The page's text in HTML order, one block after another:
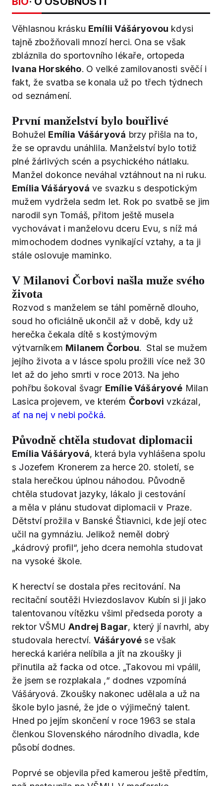
Věhlasnou krásku Emílii Vášáryovou kdysi
tajně zbožňovali mnozí herci. Ona se však
zbláznila do sportovního lékaře, ortopeda
Ivana Horského. O velké zamilovanosti svěčí i
fakt, že svatba se konala už po třech týdnech
od seznámení.
První manželství bylo bouřlivé
Bohužel Emília Vášáryová brzy přišla na to,
že se opravdu unáhlila. Manželství bylo totiž
plné žárlivých scén a psychického nátlaku.
Manžel dokonce neváhal vztáhnout na ni ruku.
Emília Vášáryová ve svazku s despotickým
mužem vydržela sedm let. Rok po svatbě se jim
narodil syn Tomáš, přitom ještě musela
vychovávat i manželovu dceru Evu, s níž má
mimochodem dodnes vynikající vztahy, a ta ji
stále oslovuje maminko.
V Milanovi Čorbovi našla muže svého
života
Rozvod s manželem se táhl poměrně dlouho,
soud ho oficiálně ukončil až v době, kdy už
herečka čekala dítě s kostýmovým
výtvarníkem Milanem Čorbou. Stal se mužem
jejího života a v lásce spolu prožili více než 30
let až do jeho smrti v roce 2013. Na jeho
pohřbu šokoval švagr Emílie Vášáryové Milan
Lasica projevem, ve kterém Čorbovi vzkázal,
ať na nej v nebi počká.
Původně chtěla studovat diplomacii
Emília Vášáryová, která byla vyhlášena spolu
s Jozefem Kronerem za herce 20. století, se
stala herečkou úplnou náhodou. Původně
chtěla studovat jazyky, lákalo ji cestování
a měla v plánu studovat diplomacii v Praze.
Dětství prožila v Banské Štiavnici, kde její otec
učil na gymnáziu. Jelikož neměl dobrý
„kádrový profil“, jeho dcera nemohla studovat
na vysoké škole.
K herectví se dostala přes recitování. Na
recitační soutěži Hviezdoslavov Kubín si ji jako
talentovanou vítězku všiml předseda poroty a
rektor VŠMUAndrej Bagar, který jí navrhl, aby
studovala herectví. Vášáryové se však
herecká kariéra nelíbila a jít na zkoušky ji
přinutila až facka od otce. „Takovou mi vpálil,
že jsem se rozplakala ,“ dodnes vzpomíná
Vášáryová. Zkoušky nakonec udělala a už na
škole bylo jasné, že jde o výjimečný talent.
Hned po jejím skončení v roce 1963 se stala
členkou Slovenského národního divadla, kde
působí dodnes.
Poprvé se objevila před kamerou ještě předtím,